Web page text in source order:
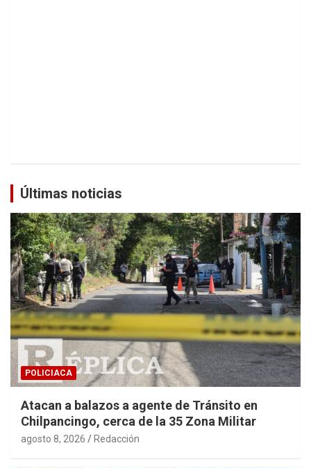
Últimas noticias
POLICIACA
Atacan a balazos a agente de Tránsito en
Chilpancingo, cerca de la 35 Zona Militar
agosto 8, 2026 Redacción